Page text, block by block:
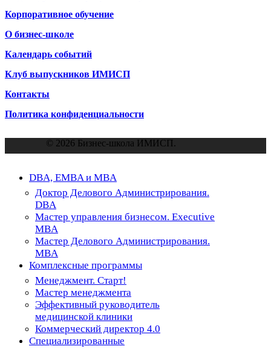
Корпоративное обучение
О бизнес-школе
Календарь событий
Клуб выпускников ИМИСП
Контакты
Политика конфиденциальности
© 2026 Бизнес-школа ИМИСП.
Close
DBA, EMBA и MBA
Доктор Делового Администрирования.
DBA
Мастер управления бизнесом. Executive
MBA
Мастер Делового Администрирования.
MBA
Комплексные программы
Менеджмент. Старт!
Мастер менеджмента
Эффективный руководитель
медицинской клиники
Коммерческий директор 4.0
Специализированные